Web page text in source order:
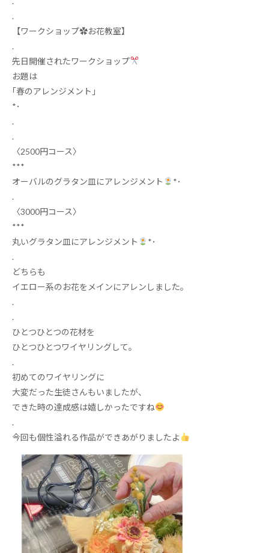
.
【ワークショップ✿お花教室】
.
先日開催されたワークショップ
お題は
｢春のアレンジメント｣
*･
.
.
〈2500円コース〉
***
オーバルのグラタン皿にアレンジメント
*･
.
〈3000円コース〉
***
丸いグラタン皿にアレンジメント
*･
.
どちらも
イエロー系のお花をメインにアレンしました。
.
.
ひとつひとつの花材を
ひとつひとつワイヤリングして。
.
初めてのワイヤリングに
大変だった生徒さんもいましたが、
できた時の達成感は嬉しかったですね
.
今回も個性溢れる作品ができあがりましたよ